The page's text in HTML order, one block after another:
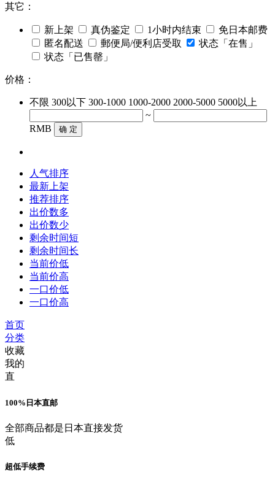
其它：
新上架 真伪鉴定 1小时内结束
免日本邮费
匿名配送
郵便局/便利店受取
状态「在售」
状态「已售罄」
价格：
不限 300以下 300-1000 1000-2000 2000-5000 5000以上
~
RMB
确 定
人气排序
最新上架
推荐排序
出价数多
出价数少
剩余时间短
剩余时间长
当前价低
当前价高
一口价低
一口价高
首页
分类
收藏
我的
直
100%日本直邮
全部商品都是日本直接发货
低
超低手续费